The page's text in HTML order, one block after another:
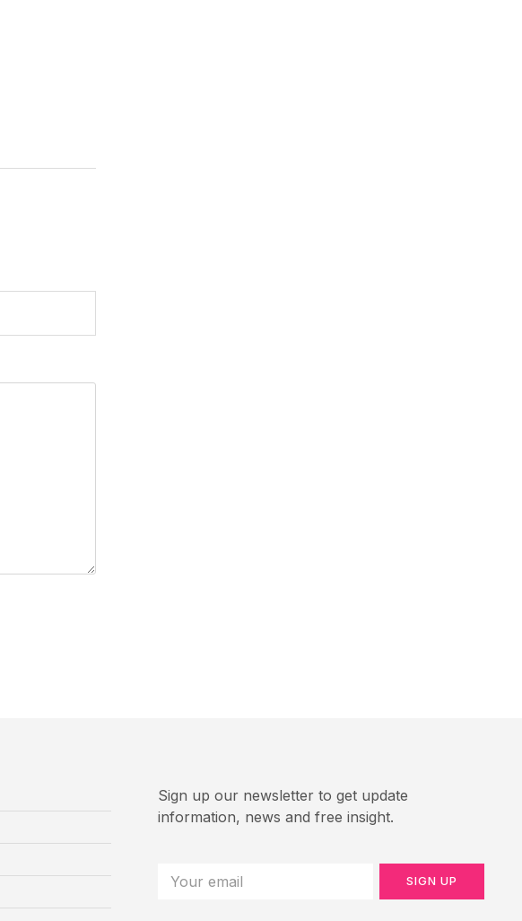
Sign up our newsletter to get update
information, news and free insight.
SIGN UP